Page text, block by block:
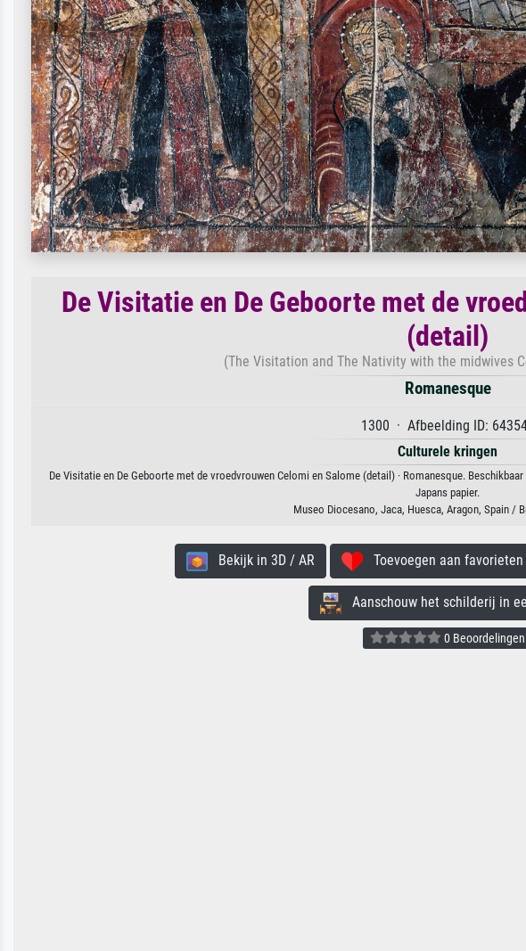
De Visitatie en De Geboorte met de
(detail)
(The Visitation and The Nativity with the midwives
Romanesque
1300 · Afbeelding ID:
Culturele kringen
De Visitatie en De Geboorte met de vroedvrouwen Celomi en Salome (detail) · Romanesque.
Japans papier.
Museo Diocesano, Jaca, Huesca, Aragon, Spain /
Bekijk in 3D / AR Toevoegen aan favorieten
Aanschouw het schilderij in
0 Beoordelingen